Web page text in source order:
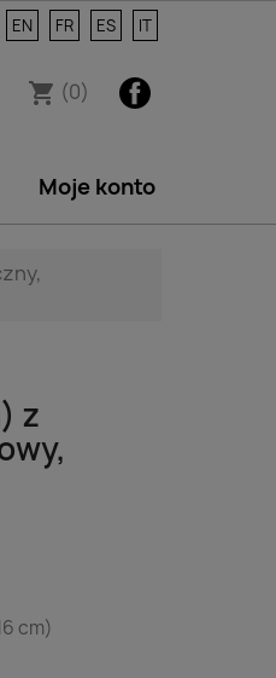
EN FR ES IT
Facebook
shopping_cart (0)
Moje konto
z
cm)